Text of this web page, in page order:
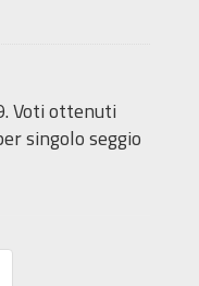
Voti ottenuti
singolo seggio